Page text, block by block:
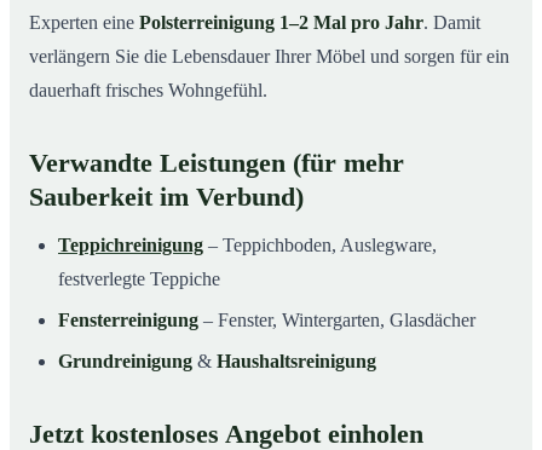
Experten eine Polsterreinigung 1–2 Mal pro Jahr. Damit
verlängern Sie die Lebensdauer Ihrer Möbel und sorgen für ein
dauerhaft frisches Wohngefühl.
Verwandte Leistungen (für mehr
Sauberkeit im Verbund)
Teppichreinigung – Teppichboden, Auslegware,
festverlegte Teppiche
Fensterreinigung – Fenster, Wintergarten, Glasdächer
Grundreinigung & Haushaltsreinigung
Jetzt kostenloses Angebot einholen